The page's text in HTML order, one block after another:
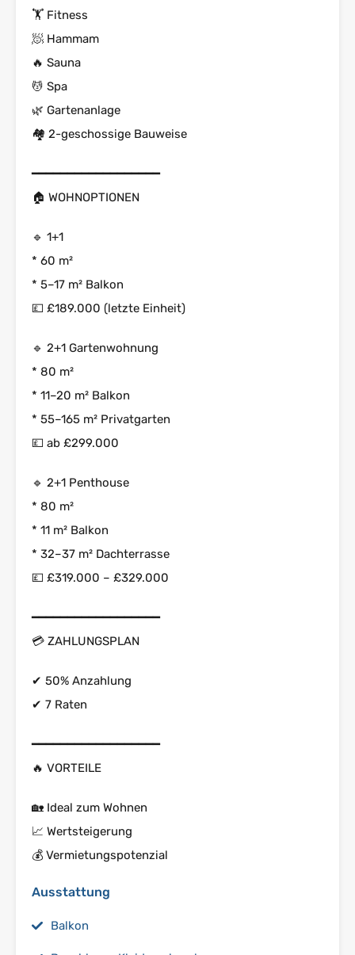
🏋 Fitness
🧖 Hammam
🔥 Sauna
💆 Spa
🌿 Gartenanlage
🏘 2-geschossige Bauweise
━━━━━━━━━━━━━━━━━━
🏠 WOHNOPTIONEN
🔹 1+1
* 60 m²
* 5–17 m² Balkon
💷 £189.000 (letzte Einheit)
🔹 2+1 Gartenwohnung
* 80 m²
* 11–20 m² Balkon
* 55–165 m² Privatgarten
💷 ab £299.000
🔹 2+1 Penthouse
* 80 m²
* 11 m² Balkon
* 32–37 m² Dachterrasse
💷 £319.000 – £329.000
━━━━━━━━━━━━━━━━━━
💳 ZAHLUNGSPLAN
✔ 50% Anzahlung
✔ 7 Raten
━━━━━━━━━━━━━━━━━━
🔥 VORTEILE
🏡 Ideal zum Wohnen
📈 Wertsteigerung
💰 Vermietungspotenzial
Ausstattung
Balkon